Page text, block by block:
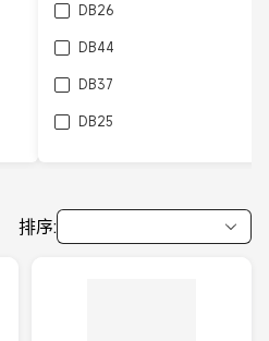
DB26
DB44
DB37
DB25
排序: